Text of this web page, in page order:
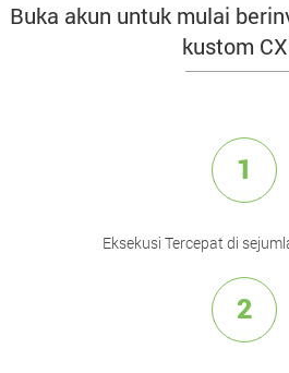
Buka akun untuk mulai
kustom
1
Eksekusi Tercepat di
2